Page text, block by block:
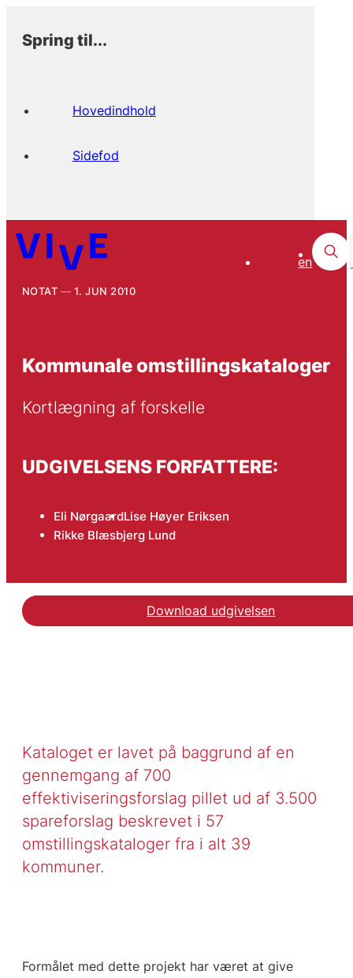
Spring til...
Hovedindhold
Sidefod
en
NOTAT 1. JUN 2010
Kommunale omstillingskataloger
Kortlægning af forskelle
UDGIVELSENS FORFATTERE:
Eli NørgaardLise Høyer Eriksen
Rikke Blæsbjerg Lund
Download udgivelsen
Kataloget er lavet på baggrund af en
gennemgang af 700
effektiviseringsforslag pillet ud af 3.500
spareforslag beskrevet i 57
omstillingskataloger fra i alt 39
kommuner.
Formålet med dette projekt har været at give